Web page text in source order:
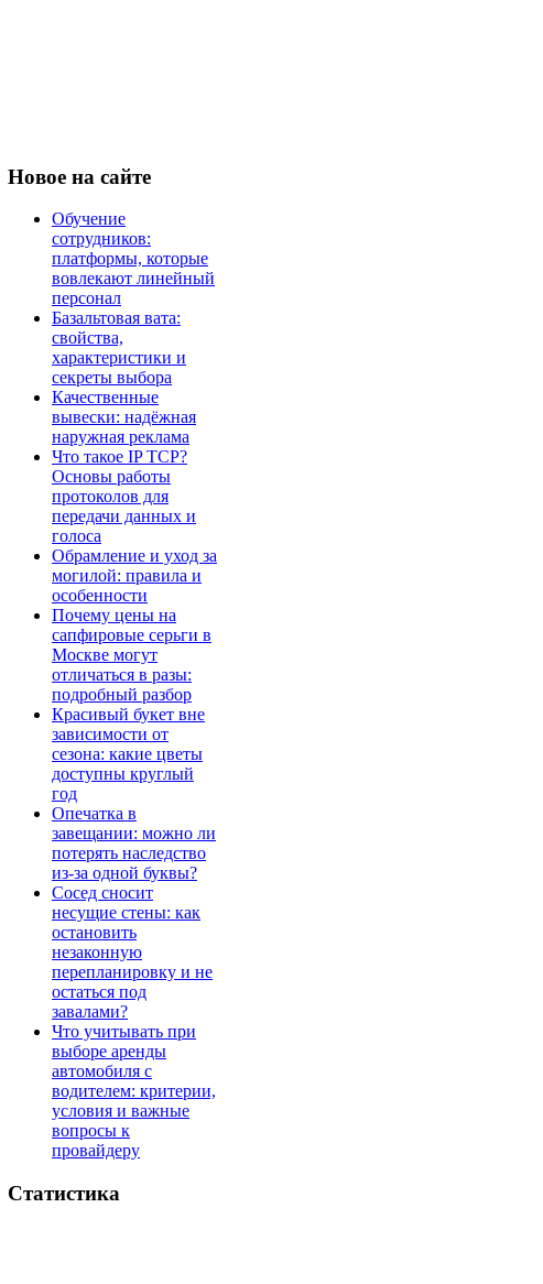
Новое на сайте
Обучение
сотрудников:
платформы, которые
вовлекают линейный
персонал
Базальтовая вата:
свойства,
характеристики и
секреты выбора
Качественные
вывески: надёжная
наружная реклама
Что такое IP TCP?
Основы работы
протоколов для
передачи данных и
голоса
Обрамление и уход за
могилой: правила и
особенности
Почему цены на
сапфировые серьги в
Москве могут
отличаться в разы:
подробный разбор
Красивый букет вне
зависимости от
сезона: какие цветы
доступны круглый
год
Опечатка в
завещании: можно ли
потерять наследство
из-за одной буквы?
Сосед сносит
несущие стены: как
остановить
незаконную
перепланировку и не
остаться под
завалами?
Что учитывать при
выборе аренды
автомобиля с
водителем: критерии,
условия и важные
вопросы к
провайдеру
Статистика